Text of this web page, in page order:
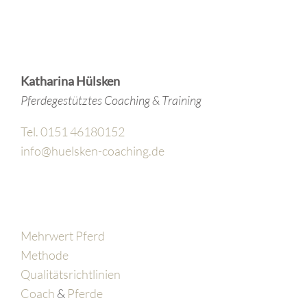
Katharina Hülsken
Pferdegestütztes Coaching & Training
Tel. 0151 46180152
info@huelsken-coaching.de
Mehrwert Pferd
Methode
Qualitätsrichtlinien
Coach & Pferde